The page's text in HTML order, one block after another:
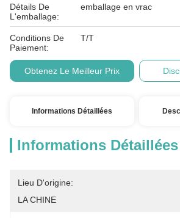
Détails De
L'emballage:
emballage en vrac
Conditions De
Paiement:
T/T
Obtenez Le Meilleur Prix
Informations Détaillées
Informations Détaillées
Lieu D'origine:
LA CHINE